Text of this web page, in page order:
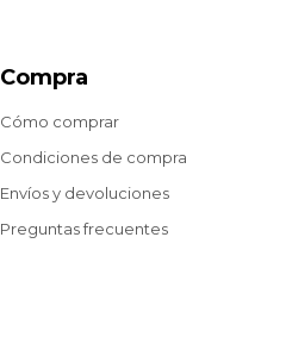
Compra
Cómo comprar
Condiciones de compra
Envíos y devoluciones
Preguntas frecuentes